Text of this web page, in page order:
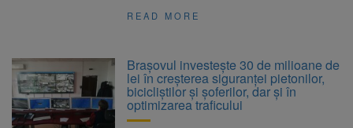
READ MORE
Brașovul investește 30 de milioane de
lei în creșterea siguranței pietonilor,
bicicliștilor și șoferilor, dar și în
optimizarea traficului